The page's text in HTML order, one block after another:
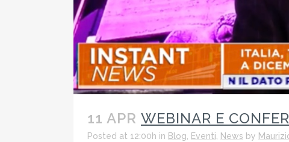
11 APR WEBINAR E
Posted at 12:00h in Blog, Eventi, News by